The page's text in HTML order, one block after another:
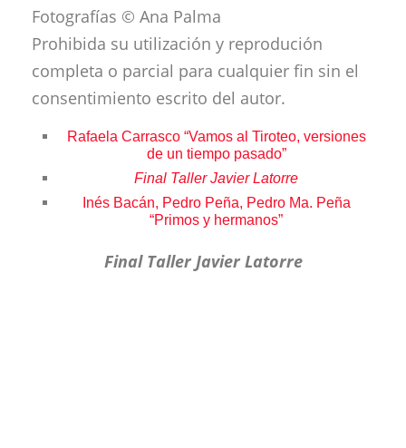
Fotografías © Ana Palma
Prohibida su utilización y reprodución
completa o parcial para cualquier fin sin el
consentimiento escrito del autor.
Rafaela Carrasco “Vamos al Tiroteo, versiones
de un tiempo pasado”
Final Taller Javier Latorre
Inés Bacán, Pedro Peña, Pedro Ma. Peña
“Primos y hermanos”
Final Taller Javier Latorre